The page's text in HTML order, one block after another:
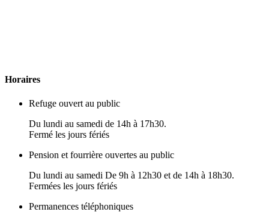
Horaires
Refuge ouvert au public
Du lundi au samedi de 14h à 17h30.
Fermé les jours fériés
Pension et fourrière ouvertes au public
Du lundi au samedi De 9h à 12h30 et de 14h à 18h30.
Fermées les jours fériés
Permanences téléphoniques